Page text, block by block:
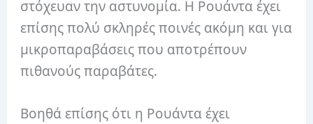
στόχευαν την αστυνομία. Η Ρουάντα έχει
επίσης πολύ σκληρές ποινές ακόμη και για
μικροπαραβάσεις που αποτρέπουν
πιθανούς παραβάτες.
Βοηθά επίσης ότι η Ρουάντα έχει